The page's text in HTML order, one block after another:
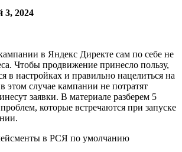
3, 2024
в Яндекс Директе сам по себе не
Чтобы продвижение принесло пользу,
в настройках и правильно нацелиться на
этом случае кампании не потратят
заявки. В материале разберем 5
которые встречаются при запуске
в РСЯ по умолчанию